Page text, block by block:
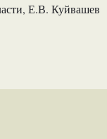
Е.В. Куйвашев